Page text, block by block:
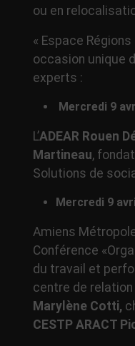
ou en
« Espace
occasion unique
experts :
Mercredi 9
L’ADEAR Rouen
Martineau,
Solutions de
Mercredi 9
Amiens
Conférence
du travail et
centre de
Marylène Cotti,
CESTP ARACT